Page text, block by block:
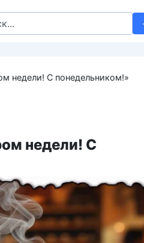
недели! С понедельником!»
недели! С